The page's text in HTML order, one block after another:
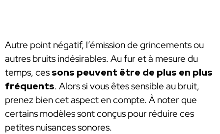
Autre point négatif, l’émission de grincements ou
autres bruits indésirables. Au fur et à mesure du
temps, ces sons peuvent être de plus en plus
fréquents. Alors si vous êtes sensible au bruit,
prenez bien cet aspect en compte. À noter que
certains modèles sont conçus pour réduire ces
petites nuisances sonores.